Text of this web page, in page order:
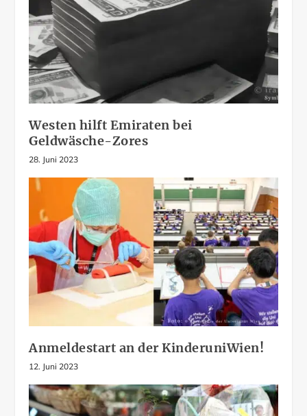
Westen hilft Emiraten bei
Geldwäsche-Zores
28. Juni 2023
Anmeldestart an der KinderuniWien!
12. Juni 2023